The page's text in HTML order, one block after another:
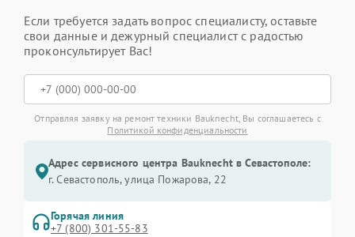
Если требуется задать вопрос специалисту, оставьте
свои данные и дежурный специалист с радостью
проконсультирует Вас!
Отправляя заявку на ремонт техники Bauknecht, Вы соглашаетесь с
Политикой конфиденциальности
Адрес сервисного центра Bauknecht в Севастополе:
г. Севастополь, улица Пожарова, 22
Горячая линия
+7 (800) 301-55-83